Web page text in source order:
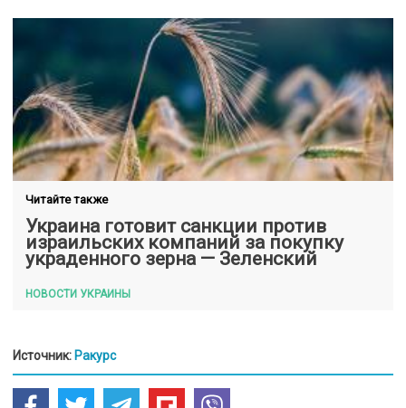
Читайте также
Украина готовит санкции против
израильских компаний за покупку
украденного зерна — Зеленский
НОВОСТИ УКРАИНЫ
Источник: Ракурс